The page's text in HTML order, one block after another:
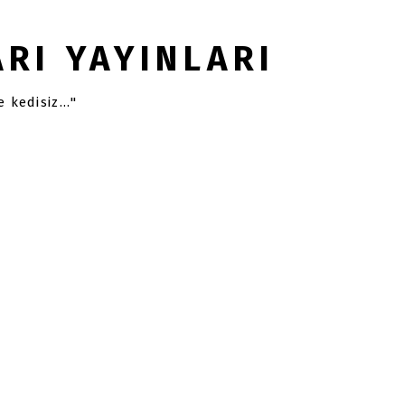
YAYINLARI
kedisiz..."